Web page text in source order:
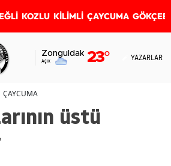
KOZLU KİLİMLİ ÇAYCUMA
Zonguldak
Açık 23° YAZARLAR
ÇAYCUMA
üstü